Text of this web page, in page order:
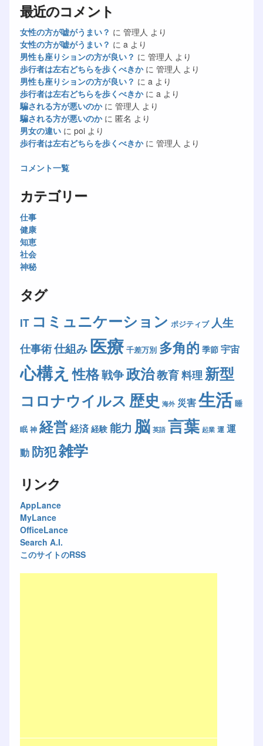
最近のコメント
女性の方が嘘がうまい？ に 管理人 より
女性の方が嘘がうまい？ に aより
男性も座りションの方が良い？ に 管理人 より
歩行者は左右どちらを歩くべきかに 管理人 より
男性も座りションの方が良い？ に aより
歩行者は左右どちらを歩くべきかに aより
騙される方が悪いのかに 管理人 より
騙される方が悪いのかに 匿名 より
男女の違いに poiより
歩行者は左右どちらを歩くべきかに 管理人 より
コメント一覧
カテゴリー
仕事
健康
知恵
社会
神秘
タグ
IT コミュニケーション ポジティブ 人生
仕事術仕組み医療 千差万別 多角的 季節 宇宙
心構え 性格戦争政治教育料理 新型
コロナウイルス 歴史 海外 災害生活 睡
眠 神 経営経済 経験 能力 脳 英語 言葉 起業 運 運
動 防犯雑学
リンク
AppLance
MyLance
OfficeLance
Search A.I.
このサイトのRSS